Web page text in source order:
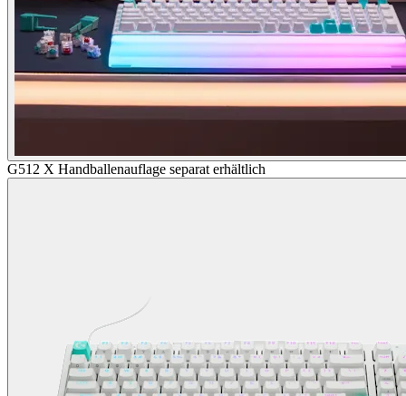
G512 X Handballenauflage separat erhältlich